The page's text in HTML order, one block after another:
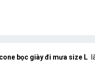
bọc giày đi mưa size L